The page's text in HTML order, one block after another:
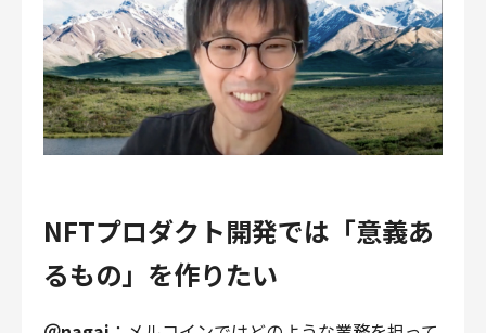
NFTプロダクト開発では「意義あ
るもの」を作りたい